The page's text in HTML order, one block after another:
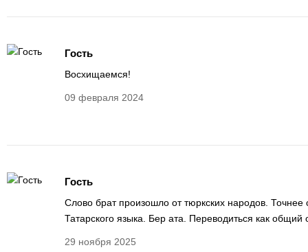
Гость
Восхищаемся!
09 февраля 2024
Гость
Слово брат произошло от тюркских народов. Точнее
Татарского языка. Бер ата. Переводиться как общий
29 ноября 2025